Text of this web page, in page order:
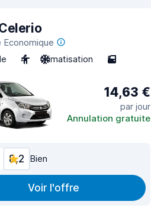
Economique
4 Climatisation 5
14,63 €
par jour
Annulation gratuite
8,2 Bien
Voir l'offre